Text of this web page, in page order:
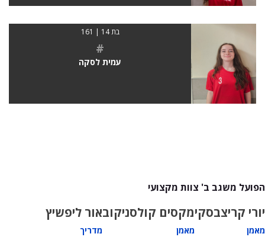
בת 14 | 161
#
עמית לסקה
הפועל משגב ב' צוות מקצועי
יורי קריצבסקי
מאמן
מקסים קולסניקוב
מאמן
אור ליפשיץ
מדריך